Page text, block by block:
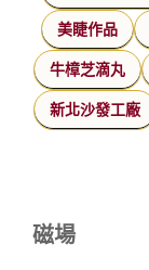
美睫作品
牛樟芝滴丸
新北沙發工廠
磁場